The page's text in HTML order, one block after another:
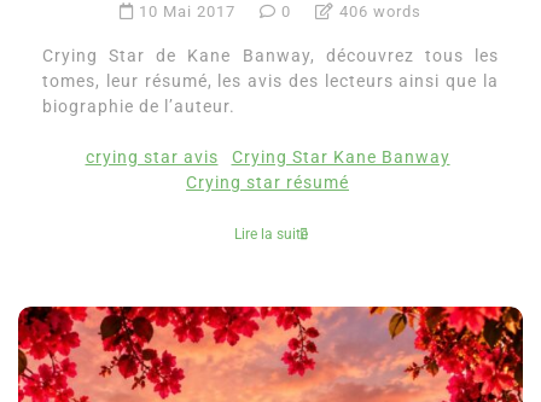
10 Mai 2017 0 406 words
Crying Star de Kane Banway, découvrez tous les
tomes, leur résumé, les avis des lecteurs ainsi que la
biographie de l’auteur.
crying star avis
Crying Star Kane Banway
Crying star résumé
Lire la suite